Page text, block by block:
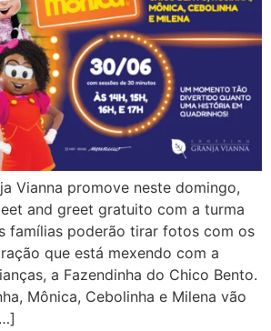
Vianna promove neste domingo,
and greet gratuito com a turma
famílias poderão tirar fotos com os
que está mexendo com a
a Fazendinha do Chico Bento.
Mônica, Cebolinha e Milena vão